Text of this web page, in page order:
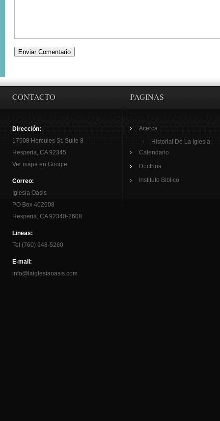
CONTACTO
Dirección:
17508 Hercules St. Suite 8
Hesperia, CA 92345
Ver mapa en Google
Correo:
Iglesia Oasis
PO Box 402608
Hesperia, CA 92340-2608
Lineas:
Tel (760) 948-5260
E-mail:
info@laiglesiaoasis.com
PAGINAS
Acerca
Historial De La Iglesia
Calendario
Doctrina
Instituto Biblico